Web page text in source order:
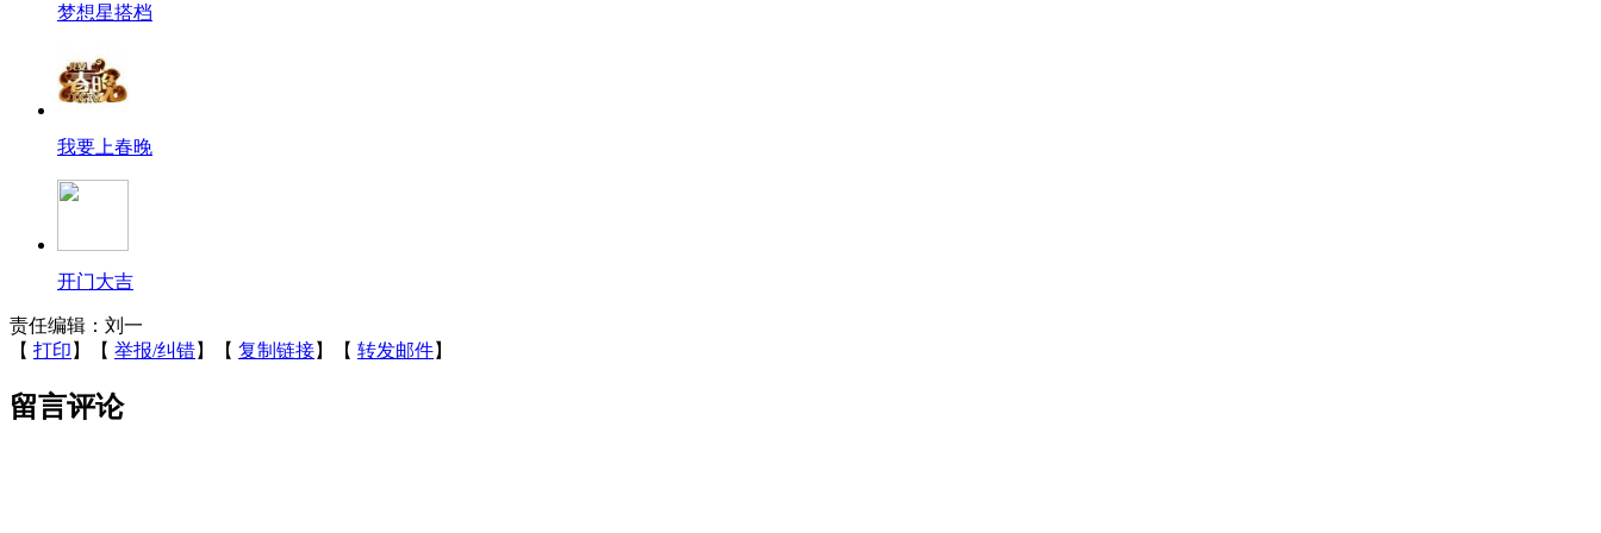
梦想星搭档
我要上春晚
开门大吉
责任编辑：刘一
【 打印 】【 举报/纠错】【 复制链接】【 转发邮件】
留言评论